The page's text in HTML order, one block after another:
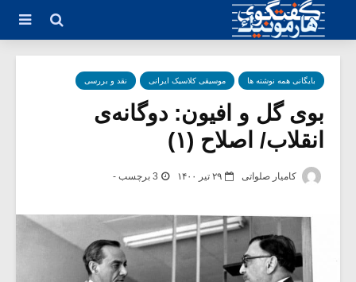
بایگانی همه نوشته ها موسیقی کلاسیک ایرانی نقد و بررسی
بوی گل و افیون: دوگانه‌ی
انقلاب/ اصلاح (۱)
کامیار صلواتی ۲۹ تیر ۱۴۰۰ 3 برچسب -